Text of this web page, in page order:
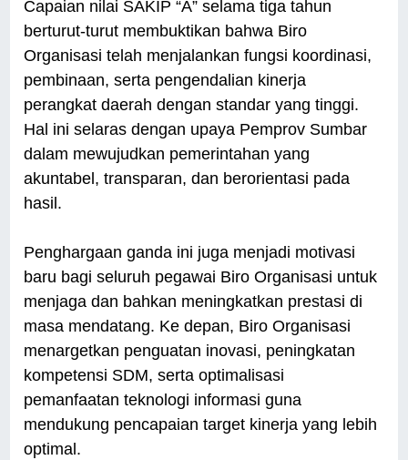
Capaian nilai SAKIP “A” selama tiga tahun
berturut-turut membuktikan bahwa Biro
Organisasi telah menjalankan fungsi koordinasi,
pembinaan, serta pengendalian kinerja
perangkat daerah dengan standar yang tinggi.
Hal ini selaras dengan upaya Pemprov Sumbar
dalam mewujudkan pemerintahan yang
akuntabel, transparan, dan berorientasi pada
hasil.
Penghargaan ganda ini juga menjadi motivasi
baru bagi seluruh pegawai Biro Organisasi untuk
menjaga dan bahkan meningkatkan prestasi di
masa mendatang. Ke depan, Biro Organisasi
menargetkan penguatan inovasi, peningkatan
kompetensi SDM, serta optimalisasi
pemanfaatan teknologi informasi guna
mendukung pencapaian target kinerja yang lebih
optimal.